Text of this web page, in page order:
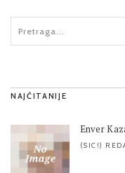
NAJČITANIJE
Enver
(SIC!)